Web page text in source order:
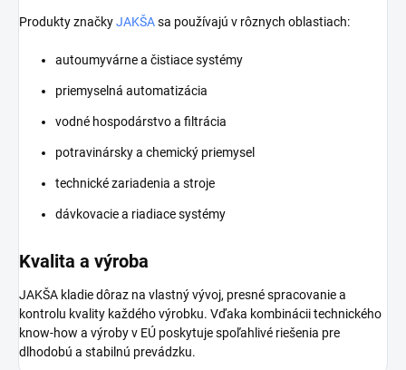
Produkty značkyJAKŠAsa používajú v rôznych oblastiach:
autoumyvárne a čistiace systémy
priemyselná automatizácia
vodné hospodárstvo a filtrácia
potravinársky a chemický priemysel
technické zariadenia a stroje
dávkovacie a riadiace systémy
Kvalita a výroba
JAKŠA kladie dôraz na vlastný vývoj, presné spracovanie a
kontrolu kvality každého výrobku. Vďaka kombinácii technického
know-how a výroby v EÚ poskytuje spoľahlivé riešenia pre
dlhodobú a stabilnú prevádzku.